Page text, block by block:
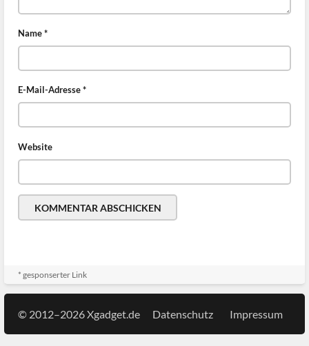
Name*
E-Mail-Adresse*
Website
* gesponserter Link
© 2012–2026 Xgadget.de Datenschutz Impressum